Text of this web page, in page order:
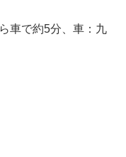
車で約5分、車：九